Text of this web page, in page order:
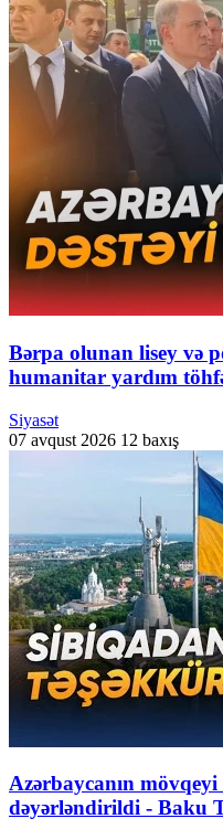
Bərpa olunan lisey və
humanitar yardım
Siyasət
07 avqust 2026 12 baxış
Azərbaycanın
dəyərləndirildi - Baku